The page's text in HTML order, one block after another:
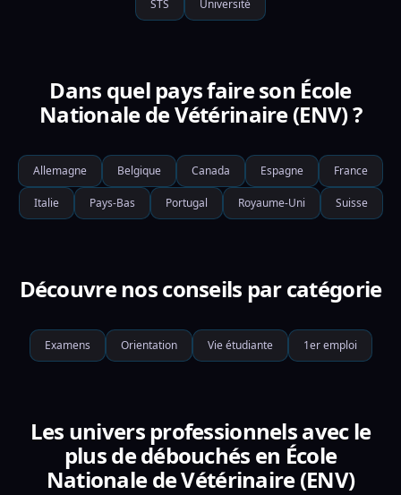
STS Université
Dans quel pays faire son École
Nationale de Vétérinaire (ENV) ?
Allemagne Belgique Canada Espagne France
Italie Pays-Bas Portugal Royaume-Uni Suisse
Découvre nos conseils par catégorie
Examens Orientation Vie étudiante 1er emploi
Les univers professionnels avec le
plus de débouchés en École
Nationale de Vétérinaire (ENV)